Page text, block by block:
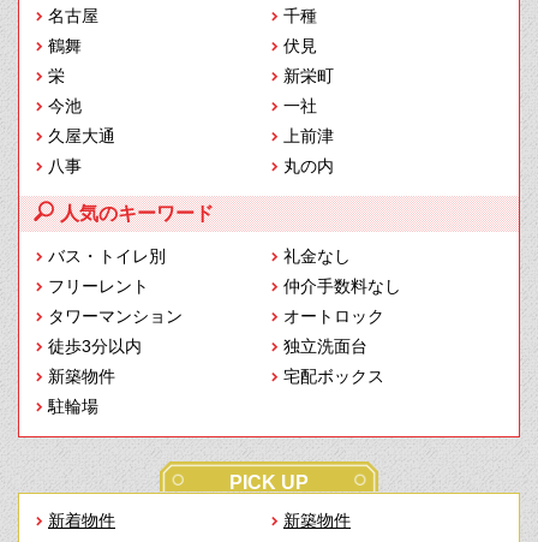
名古屋
千種
鶴舞
伏見
栄
新栄町
今池
一社
久屋大通
上前津
八事
丸の内
人気のキーワード
バス・トイレ別
礼金なし
フリーレント
仲介手数料なし
タワーマンション
オートロック
徒歩3分以内
独立洗面台
新築物件
宅配ボックス
駐輪場
PICK UP
新着物件
新築物件